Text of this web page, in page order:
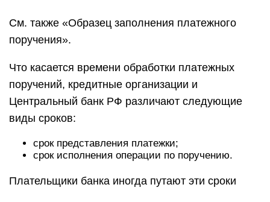
См. также «Образец заполнения платежного
поручения».
Что касается времени обработки платежных
поручений, кредитные организации и
Центральный банк РФ различают следующие
виды сроков:
срок представления платежки;
срок исполнения операции по поручению.
Плательщики банка иногда путают эти сроки